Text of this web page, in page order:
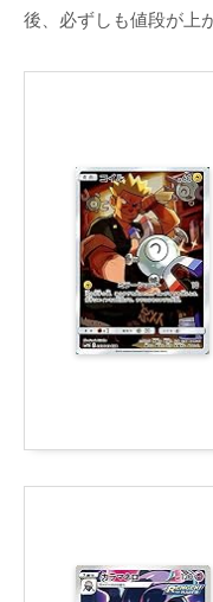
後、必ずしも値段が上